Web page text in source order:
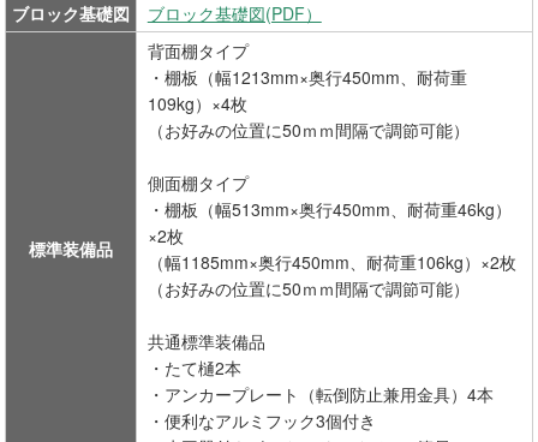
ブロック基礎図
ブロック基礎図(PDF）
標準装備品
背面棚タイプ
・棚板（幅1213mm×奥行450mm、耐荷重
109kg）×4枚
（お好みの位置に50ｍｍ間隔で調節可能）
側面棚タイプ
・棚板（幅513mm×奥行450mm、耐荷重46kg）
×2枚
（幅1185mm×奥行450mm、耐荷重106kg）×2枚
（お好みの位置に50ｍｍ間隔で調節可能）
共通標準装備品
・たて樋2本
・アンカープレート（転倒防止兼用金具）4本
・便利なアルミフック3個付き